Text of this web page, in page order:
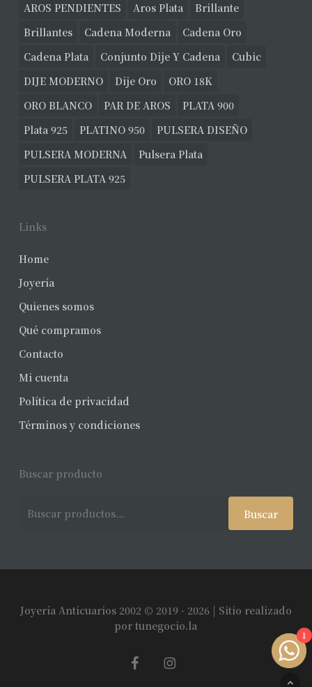
Ver Carrito Finalizar Compra
AROS PENDIENTES
Aros Plata
Brillante
Brillantes
Cadena Moderna
Cadena Oro
Cadena Plata
Conjunto Dije Y Cadena
Cubic
DIJE MODERNO
Dije Oro
ORO 18K
ORO BLANCO
PAR DE AROS
PLATA 900
Plata 925
PLATINO 950
PULSERA DISEÑO
PULSERA MODERNA
Pulsera Plata
PULSERA PLATA 925
Links
Home
Joyería
Quienes somos
Qué compramos
Contacto
Mi cuenta
Política de privacidad
Términos y condiciones
Buscar producto
Buscar
Joyería Anticuarios 2002 © 2019 - 2026 | Sitio realizado
portunegocio.la
facebookinstagram
1